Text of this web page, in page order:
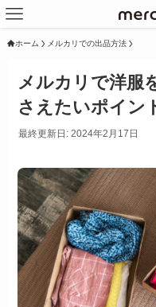
ホーム メルカリでの出品方法
メルカリで洋服
さえたいポイン
最終更新日: 2024年2月17日